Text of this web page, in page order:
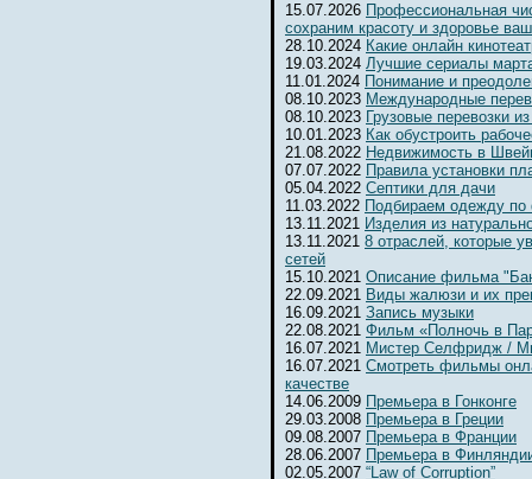
15.07.2026 Профессиональная
сохраним красоту и здоровье
28.10.2024 Какие онлайн
19.03.2024 Лучшие сериалы
11.01.2024 Понимание и
08.10.2023 Международные
08.10.2023 Грузовые перевозки
10.01.2023 Как обустроить
21.08.2022 Недвижимость в
07.07.2022 Правила установки
05.04.2022 Септики для дачи
11.03.2022 Подбираем одежду по
13.11.2021 Изделия из
13.11.2021 8 отраслей, которые
сетей
15.10.2021 Описание фильма
22.09.2021 Виды жалюзи и их
16.09.2021 Запись музыки
22.08.2021 Фильм «Полночь в
16.07.2021 Мистер Селфридж /
16.07.2021 Смотреть фильмы
качестве
14.06.2009 Премьера в Гонконге
29.03.2008 Премьера в Греции
09.08.2007 Премьера в Франции
28.06.2007 Премьера в
02.05.2007 “Law of Corruption”